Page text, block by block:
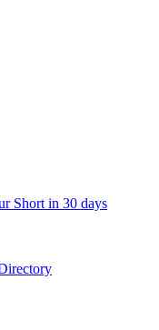
Short in 30 days